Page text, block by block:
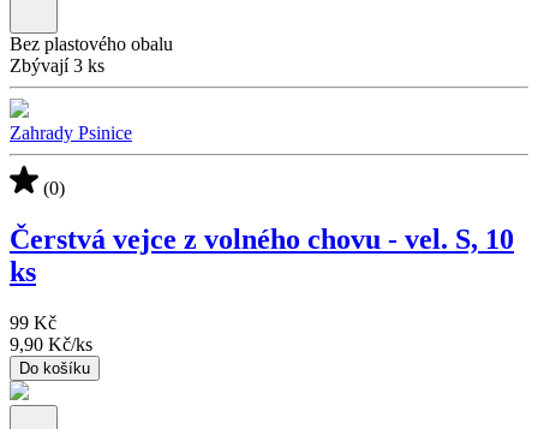
Bez plastového obalu
Zbývají 3 ks
Zahrady Psinice
(0)
Čerstvá vejce z volného chovu - vel. S, 10
ks
99 Kč
9,90 Kč/ks
Do košíku